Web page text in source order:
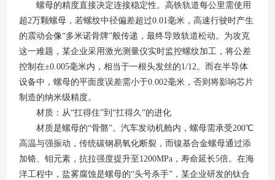
螺母的精度直接决定连接稳定性。高铁轨道每公里需使用
超2万颗螺母，若螺纹中径偏差超过0.01毫米，高速行驶时产生
的震动会像“多米诺骨牌”般传递，最终导致轨道松动。为攻克
这一难题，某企业采用激光测量仪实时监控螺纹加工，将公差
控制在±0.005毫米内，相当于一根头发丝的1/12。而在半导体
设备中，螺母的平面度误差需小于0.002毫米，否则将影响芯片
制造的纳米级精度。
材质：从“扛得住”到“扛得久”的进化
材质是螺母的“骨骼”。汽车发动机舱内，螺母需承受200℃
高温与强振动，传统碳钢易氧化断裂，而镍基合金螺母通过添
加铬、钼元素，抗拉强度提升至1200MPa，寿命延长5倍。在海
洋工程中，盐雾腐蚀是螺母的“头号杀手”，某企业研发的钛合